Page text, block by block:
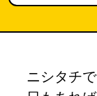
ニシタチ